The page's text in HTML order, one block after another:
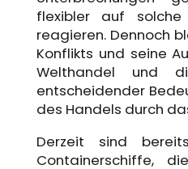
flexibler auf solche
reagieren. Dennoch
Konflikts und seine
Welthandel und
entscheidender
des Handels durch
Derzeit sind
Containerschiffe,